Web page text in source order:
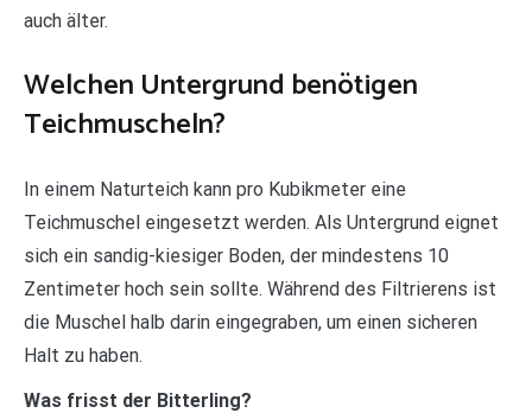
auch älter.
Welchen Untergrund benötigen
Teichmuscheln?
In einem Naturteich kann pro Kubikmeter eine
Teichmuschel eingesetzt werden. Als Untergrund eignet
sich ein sandig-kiesiger Boden, der mindestens 10
Zentimeter hoch sein sollte. Während des Filtrierens ist
die Muschel halb darin eingegraben, um einen sicheren
Halt zu haben.
Was frisst der Bitterling?